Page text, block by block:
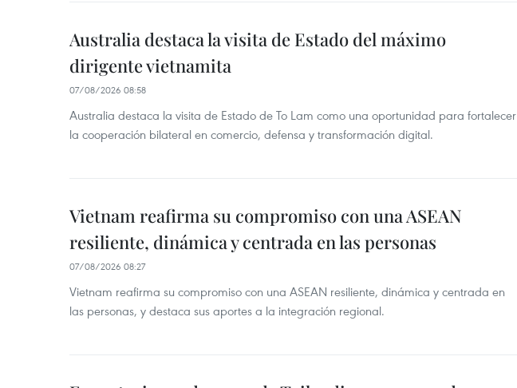
Australia destaca la visita de Estado del máximo
dirigente vietnamita
07/08/2026 08:58
Australia destaca la visita de Estado de To Lam como una oportunidad para fortalecer
la cooperación bilateral en comercio, defensa y transformación digital.
Vietnam reafirma su compromiso con una ASEAN
resiliente, dinámica y centrada en las personas
07/08/2026 08:27
Vietnam reafirma su compromiso con una ASEAN resiliente, dinámica y centrada en
las personas, y destaca sus aportes a la integración regional.